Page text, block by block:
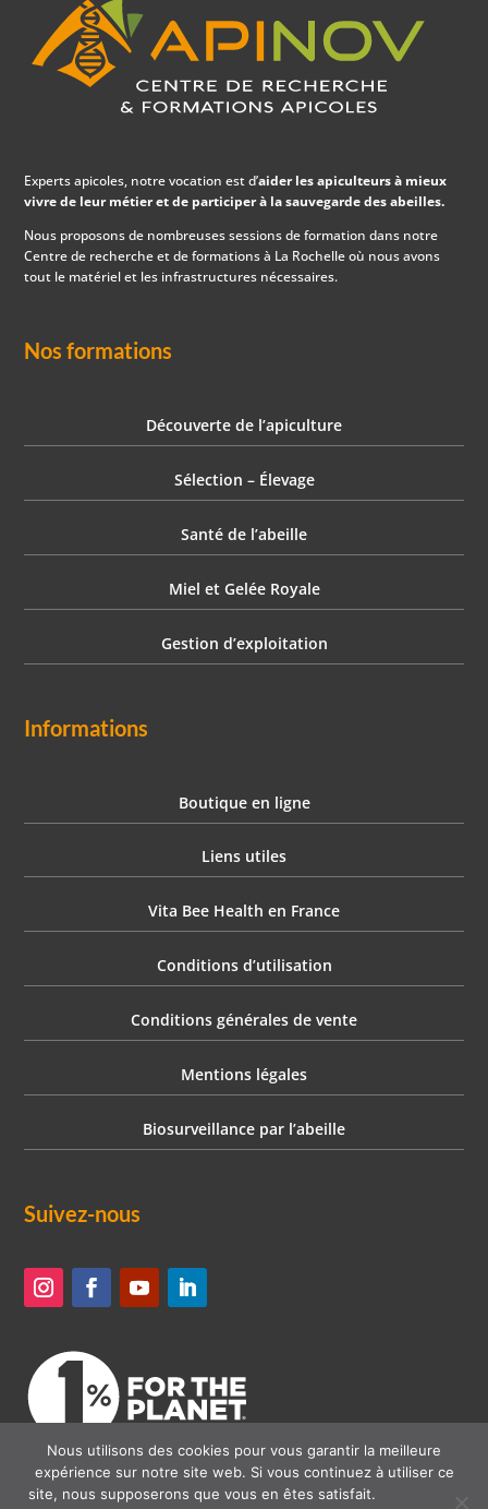
Experts apicoles, notre vocation est d’aider les apiculteurs à mieux
vivre de leur métier et de participer à la sauvegarde des abeilles.
Nous proposons de nombreuses sessions de formation dans notre
Centre de recherche et de formations à La Rochelle où nous avons
tout le matériel et les infrastructures nécessaires.
Nos formations
Découverte de l’apiculture
Sélection – Élevage
Santé de l’abeille
Miel et Gelée Royale
Gestion d’exploitation
Informations
Boutique en ligne
Liens utiles
Vita Bee Health en France
Conditions d’utilisation
Conditions générales de vente
Mentions légales
Biosurveillance par l’abeille
Suivez-nous
APINOV – 10 rue Henri Bessemer – 17140 Lagord – FRANCE
Nous utilisons des cookies pour vous garantir la meilleure
expérience sur notre site web. Si vous continuez à utiliser ce
site, nous supposerons que vous en êtes satisfait.